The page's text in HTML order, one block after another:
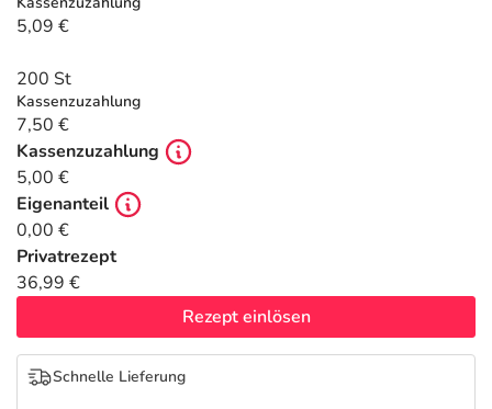
Tierapotheke
Vitamine & Mineralstoffe
Marken
Salus Deals
5,09 €
200 St
Kassenzuzahlung
7,50 €
Kassenzuzahlung
5,00 €
Eigenanteil
0,00 €
Privatrezept
36,99 €
Rezept einlösen
Schnelle Lieferung